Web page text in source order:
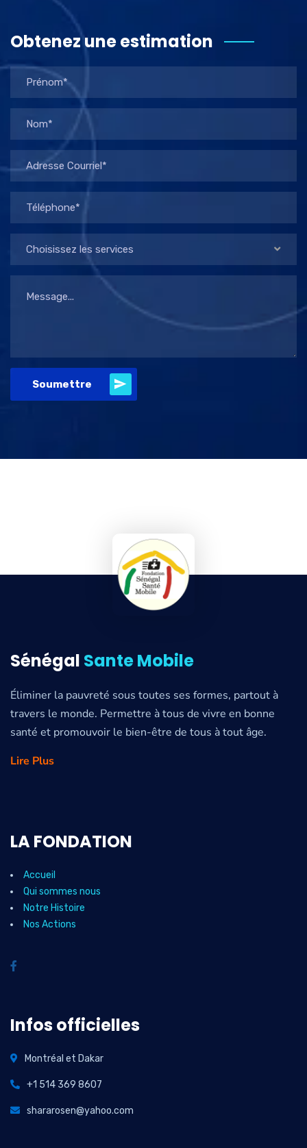
Obtenez une estimation
Choisissez les services
Soumettre
Sénégal Sante Mobile
Éliminer la pauvreté sous toutes ses formes, partout à
travers le monde. Permettre à tous de vivre en bonne
santé et promouvoir le bien-être de tous à tout âge.
Lire Plus
LA FONDATION
Accueil
Qui sommes nous
Notre Histoire
Nos Actions
Infos officielles
Montréal et Dakar
+1 514 369 8607
shararosen@yahoo.com